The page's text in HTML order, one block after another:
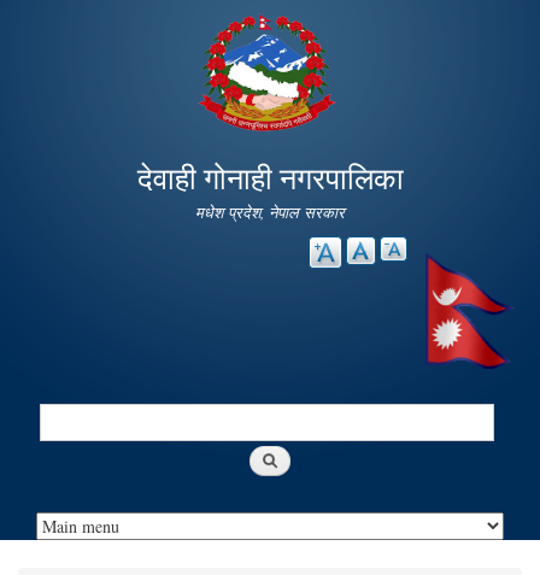
main
content
देवाही गोनाही नगरपालिका
मधेश प्रदेश, नेपाल सरकार
Search